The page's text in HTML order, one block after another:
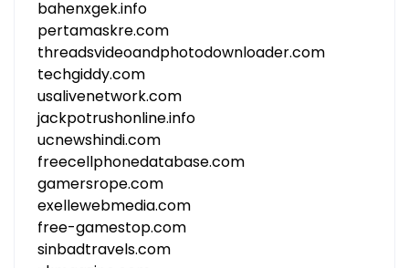
bahenxgek.info
pertamaskre.com
threadsvideoandphotodownloader.com
techgiddy.com
usalivenetwork.com
jackpotrushonline.info
ucnewshindi.com
freecellphonedatabase.com
gamersrope.com
exellewebmedia.com
free-gamestop.com
sinbadtravels.com